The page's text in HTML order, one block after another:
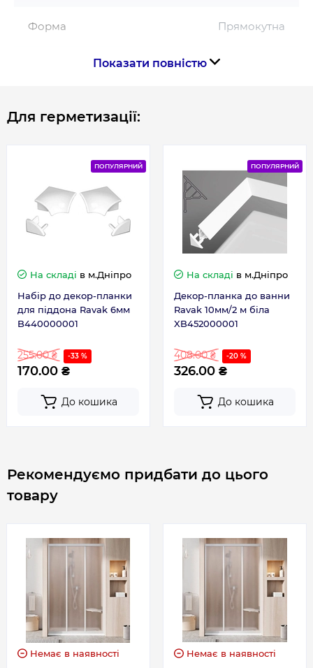
Форма Прямокутна
Країна виготовлення
Габарити, розміри, вага
Довжина, см
Показати повністю
Для герметизації:
ПОПУЛЯРНИЙ
На складі в м.Дніпро
Набір до декор-планки
для піддона Ravak 6мм
B440000001
255.00 ₴ -33 %
170.00 ₴
До кошика
ПОПУЛЯРНИЙ
На складі в м.Дніпро
Декор-планка до ванни
Ravak 10мм/2 м біла
XB452000001
408.00 ₴ -20 %
326.00 ₴
До кошика
Рекомендуємо придбати до цього
товару
Немає в наявності Немає в наявності